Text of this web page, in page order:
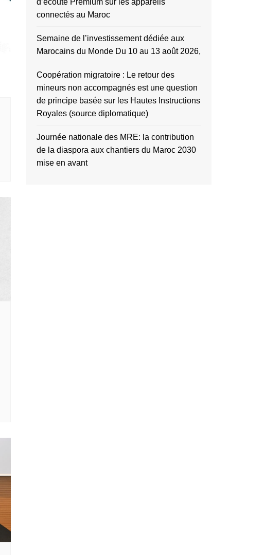
d’écoute Premium sur les appareils
connectés au Maroc
Semaine de l’investissement dédiée aux
Marocains du Monde Du 10 au 13 août 2026,
Coopération migratoire : Le retour des
mineurs non accompagnés est une question
de principe basée sur les Hautes Instructions
Royales (source diplomatique)
Journée nationale des MRE: la contribution
de la diaspora aux chantiers du Maroc 2030
mise en avant